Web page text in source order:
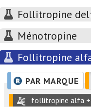
Follitropine
Ménotropine
Follitropine
PAR MARQUE
follitropine alfa